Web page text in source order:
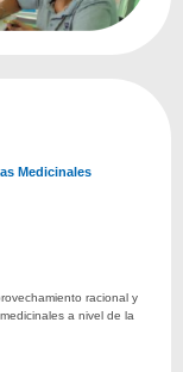
Medicinales
racional y
a nivel de la